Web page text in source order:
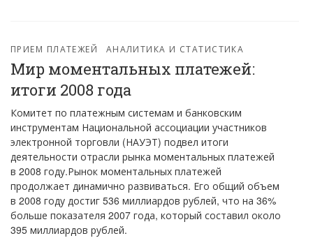
ПРИЕМ ПЛАТЕЖЕЙ АНАЛИТИКА И СТАТИСТИКА
Мир моментальных платежей:
итоги 2008 года
Комитет по платежным системам и банковским
инструментам Национальной ассоциации участников
электронной торговли (НАУЭТ) подвел итоги
деятельности отрасли рынка моментальных платежей
в 2008 году.Рынок моментальных платежей
продолжает динамично развиваться. Его общий объем
в 2008 году достиг 536 миллиардов рублей, что на 36%
больше показателя 2007 года, который составил около
395 миллиардов рублей.